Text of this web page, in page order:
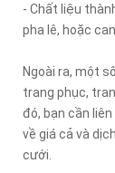
- Chất liệu
pha lê, hoặc
Ngoài ra, một
trang phục,
đó, bạn cần
về giá cả và
cưới.